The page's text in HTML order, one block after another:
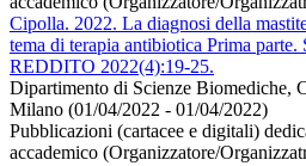
Cipolla. 2022. La diagnosi della
tema di terapia antibiotica Prima
REDDITO 2022(4):19-25.
Dipartimento di Scienze Biomediche,
Milano (01/04/2022 - 01/04/2022)
Pubblicazioni (cartacee e digitali)
accademico (Organizzatore/